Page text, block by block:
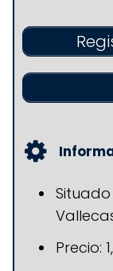
Precio: